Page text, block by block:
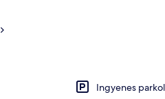
Ingyenes